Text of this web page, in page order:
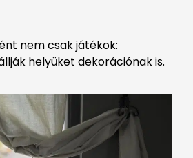
nem csak játékok:
helyüket dekorációnak is.